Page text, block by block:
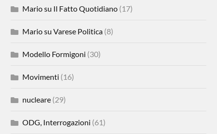
Mario su Il Fatto Quotidiano (17)
Mario su Varese Politica (8)
Modello Formigoni (30)
Movimenti (16)
nucleare (29)
ODG, Interrogazioni (61)